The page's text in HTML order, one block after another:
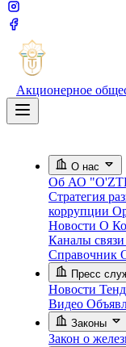
Акционерное
О нас
Об АО
Стратегия
коррупции
Новости О
Каналы связи
Справочник
Пресс
Новости
Видео
Законы
Закон о